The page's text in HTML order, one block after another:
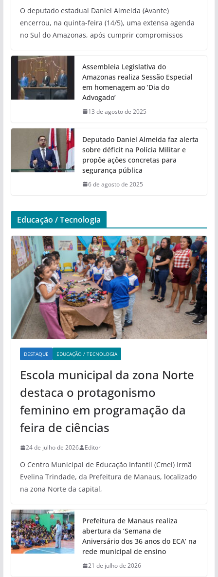
O deputado estadual Daniel Almeida (Avante)
encerrou, na quinta-feira (14/5), uma extensa agenda
no Sul do Amazonas, após cumprir compromissos
Assembleia Legislativa do
Amazonas realiza Sessão Especial
em homenagem ao ‘Dia do
Advogado’
13 de agosto de 2025
Deputado Daniel Almeida faz alerta
sobre déficit na Polícia Militar e
propõe ações concretas para
segurança pública
6 de agosto de 2025
Educação / Tecnologia
DESTAQUE EDUCAÇÃO / TECNOLOGIA
Escola municipal da zona Norte
destaca o protagonismo
feminino em programação da
feira de ciências
24 de julho de 2026 Editor
O Centro Municipal de Educação Infantil (Cmei) Irmã
Evelina Trindade, da Prefeitura de Manaus, localizado
na zona Norte da capital,
Prefeitura de Manaus realiza
abertura da ‘Semana de
Aniversário dos 36 anos do ECA’ na
rede municipal de ensino
21 de julho de 2026